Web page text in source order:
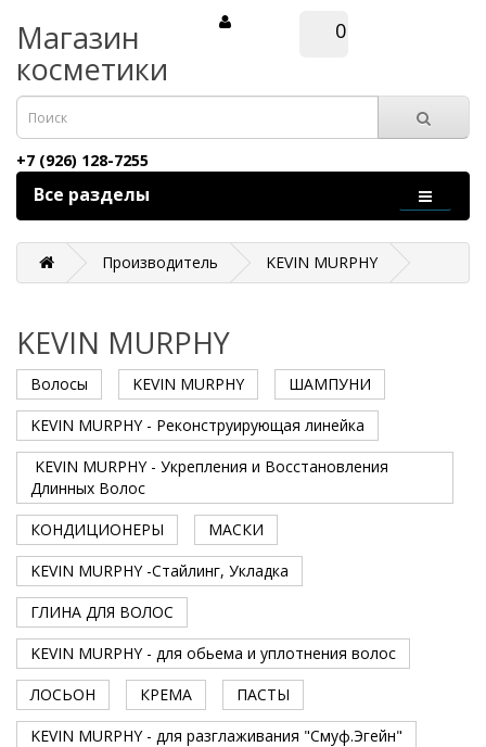
Магазин
косметики
0
+7 (926) 128-7255
Все разделы
Производитель KEVIN MURPHY
KEVIN MURPHY
Волосы KEVIN MURPHY
ШАМПУНИ
KEVIN MURPHY - Реконструирующая линейка
KEVIN MURPHY - Укрепления и Восстановления
Длинных Волос
КОНДИЦИОНЕРЫ
МАСКИ
KEVIN MURPHY -Стайлинг, Укладка
ГЛИНА ДЛЯ ВОЛОС
KEVIN MURPHY - для обьема и уплотнения волос
ЛОСЬОН
КРЕМА
ПАСТЫ
KEVIN MURPHY - для разглаживания "Смуф.Эгейн"